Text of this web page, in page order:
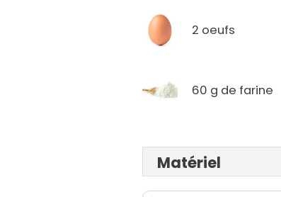
2 oeufs
60 g de farine
Matériel